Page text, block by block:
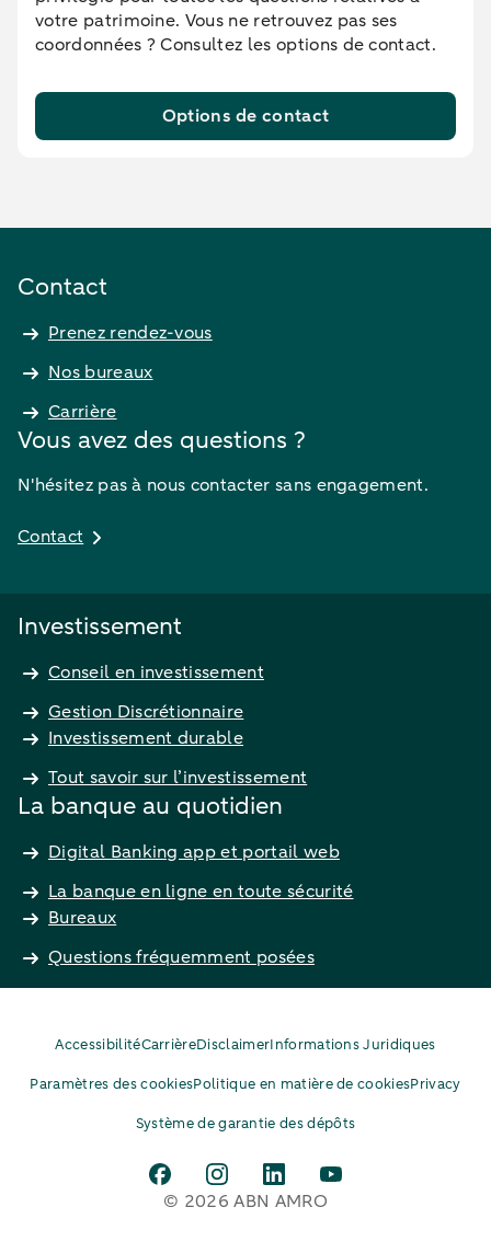
votre patrimoine. Vous ne retrouvez pas ses
coordonnées ? Consultez les options de contact.
Options de contact
Contact
Prenez rendez-vous
Nos bureaux
Carrière
Vous avez des questions ?
N'hésitez pas à nous contacter sans engagement.
Contact
Investissement
Conseil en investissement
Gestion Discrétionnaire
Investissement durable
Tout savoir sur l’investissement
La banque au quotidien
Digital Banking app et portail web
La banque en ligne en toute sécurité
Bureaux
Questions fréquemment posées
AccessibilitéCarrièreDisclaimerInformations Juridiques
Paramètres des cookiesPolitique en matière de cookiesPrivacy
Système de garantie des dépôts
© 2026 ABN AMRO